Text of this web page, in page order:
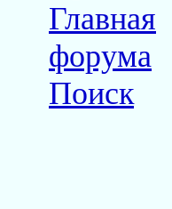
Главная
форума
Поиск